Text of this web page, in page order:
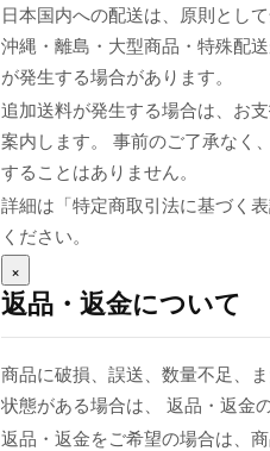
日本国内への配送は、原則とし
沖縄・離島・大型商品・特殊配
が発生する場合があります。
追加送料が発生する場合は、お
案内します。 事前のご了承なく
することはありません。
詳細は「特定商取引法に基づく
ください。
×
返品・返金について
商品に破損、誤送、数量不足、
状態がある場合は、 返品・返金
返品・返金をご希望の場合は、